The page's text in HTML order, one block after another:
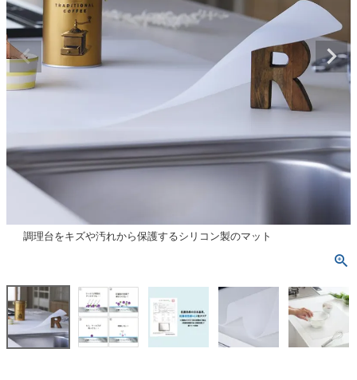
調理台をキズや汚れから保護するシリコン製のマット